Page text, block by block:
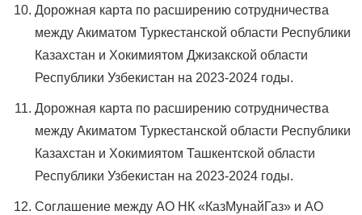
Дорожная карта по расширению сотрудничества
между Акиматом Туркестанской области Республики
Казахстан и Хокимиятом Джизакской области
Республики Узбекистан на 2023-2024 годы.
Дорожная карта по расширению сотрудничества
между Акиматом Туркестанской области Республики
Казахстан и Хокимиятом Ташкентской области
Республики Узбекистан на 2023-2024 годы.
Соглашение между АО НК «КазМунайГаз» и АО